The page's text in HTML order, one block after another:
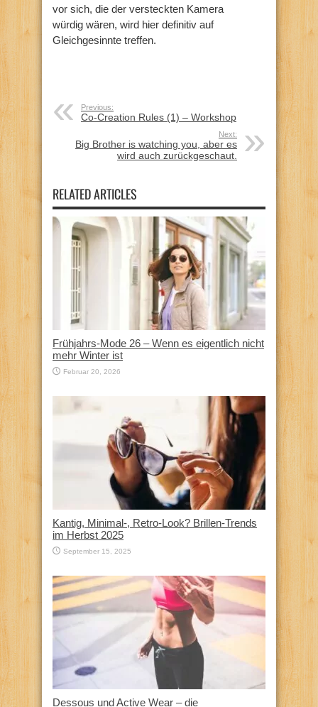
vor sich, die der versteckten Kamera
würdig wären, wird hier definitiv auf
Gleichgesinnte treffen.
Previous:
Co-Creation Rules (1) – Workshop
Next:
Big Brother is watching you, aber es
wird auch zurückgeschaut.
RELATED ARTICLES
Frühjahrs-Mode 26 – Wenn es eigentlich nicht
mehr Winter ist
Februar 20, 2026
Kantig, Minimal-, Retro-Look? Brillen-Trends
im Herbst 2025
September 15, 2025
Dessous und Active Wear – die